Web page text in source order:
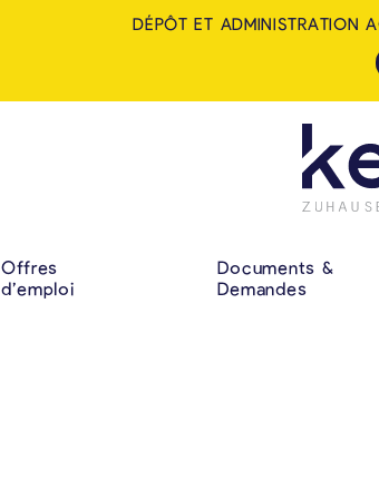
Offres
d’emploi
Documents &
Demandes
DÉPÔT ET ADMINISTRATION